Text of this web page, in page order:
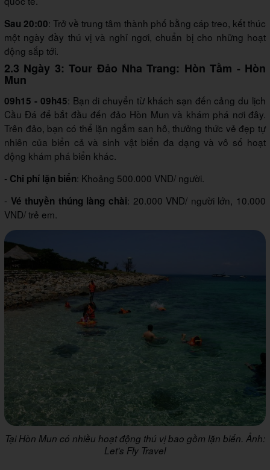
Sau 20:00: Trở về trung tâm thành phố bằng cáp treo, kết thúc
một ngày đầy thú vị và nghỉ ngơi, chuẩn bị cho những hoạt
động sắp tới.
2.3 Ngày 3: Tour Đảo Nha Trang: Hòn Tằm - Hòn
Mun
09h15 - 09h45: Bạn di chuyển từ khách sạn đến cảng du lịch
Cầu Đá để bắt đầu đến đảo Hòn Mun và khám phá nơi đây.
Trên đảo, bạn có thể lặn ngắm san hô, thưởng thức vẻ đẹp tự
nhiên của biển cả và sinh vật biển đa dạng và vô số hoạt
động khám phá biển khác.
- Chi phí lặn biển: Khoảng 500.000 VND/ người.
- Vé thuyền thúng làng chài: 20.000 VND/ người lớn, 10.000
VND/ trẻ em.
Tại Hòn Mun có nhiều hoạt động thú vị bao gồm lặn biển. Ảnh:
Let's Fly Travel